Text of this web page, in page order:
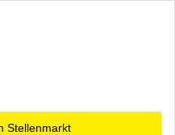
Stellenmarkt